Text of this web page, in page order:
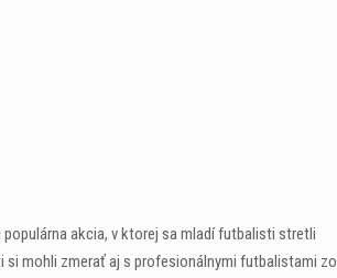
akcia, v ktorej sa mladí futbalisti stretli
si mohli zmerať aj s profesionálnymi futbalistami zo